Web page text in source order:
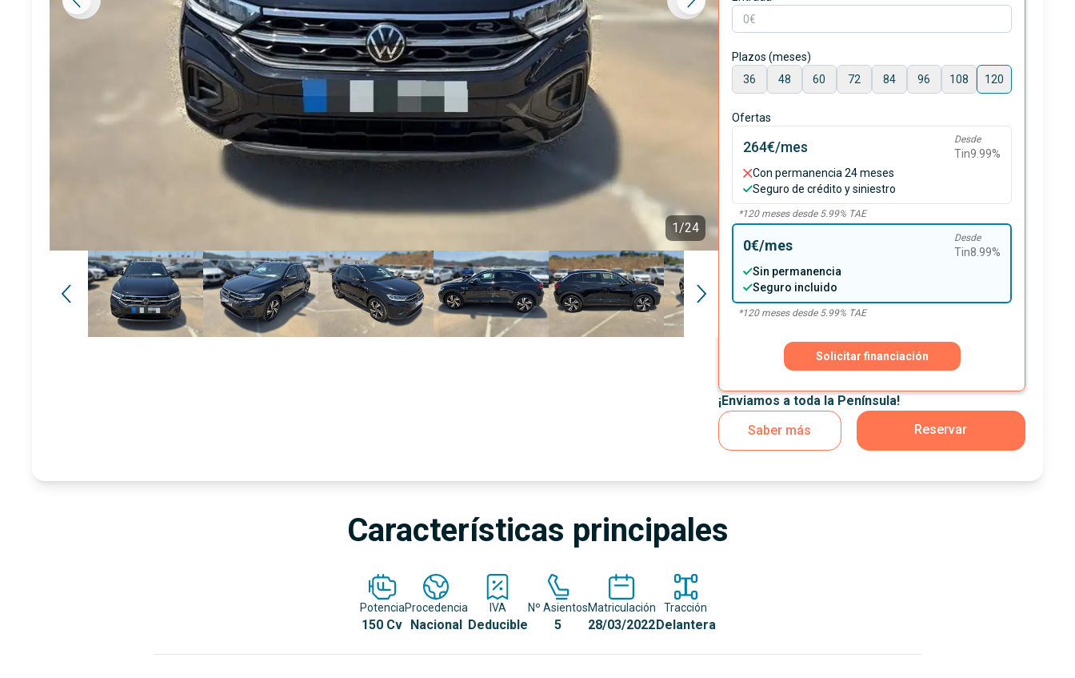
1/24
Plazos (meses)
36
48 60 72 84 96 108 120
Ofertas
264€/mes Desde
Tin9.99%
Con permanencia 24 meses
Seguro de crédito y siniestro
*120meses desde 5.99% TAE
0€/mes Desde
Tin8.99%
Sin permanencia
Seguro incluido
*120meses desde 5.99% TAE
Solicitar financiación
¡Enviamos a toda la Península!
Saber más
Reservar
Características principales
Potencia
150 Cv
Procedencia
Nacional
IVA
Deducible
Nº Asientos
5
Matriculación
28/03/2022
Tracción
Delantera